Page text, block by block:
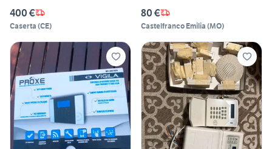
400 €
Caserta (CE)
80 €
Castelfranco Emilia (MO)